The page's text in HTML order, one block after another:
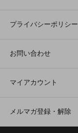
プライバシーポリシー
お問い合わせ
マイアカウント
メルマガ登録・解除